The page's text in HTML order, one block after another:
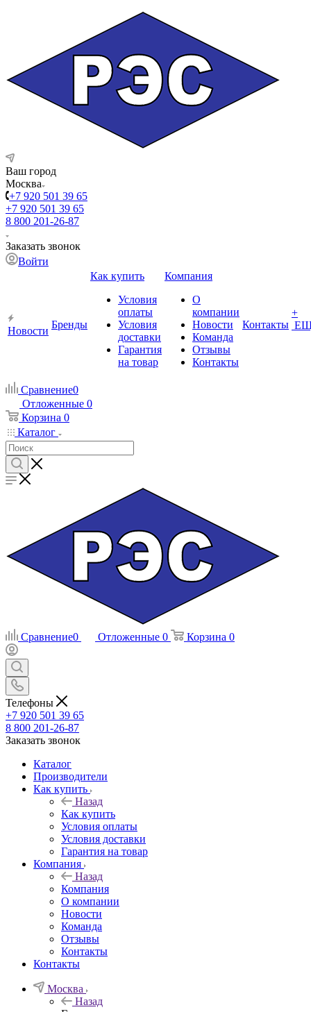
Ваш город
Москва
+7 920 501 39 65
+7 920 501 39 65
8 800 201-26-87
Заказать звонок
Войти
Новости
Бренды
Как купить
Условия
оплаты
Условия
доставки
Гарантия
на товар
Компания
О
компании
Новости
Команда
Отзывы
Контакты
Контакты
+
Сравнение0
Отложенные 0
Корзина 0
Каталог
Сравнение0 Отложенные 0 Корзина 0
Телефоны
+7 920 501 39 65
8 800 201-26-87
Заказать звонок
Каталог
Производители
Как купить
Назад
Как купить
Условия оплаты
Условия доставки
Гарантия на товар
Компания
Назад
Компания
О компании
Новости
Команда
Отзывы
Контакты
Контакты
Москва
Назад